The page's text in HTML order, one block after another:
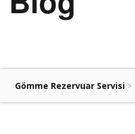
Gömme Rezervuar Servisi >